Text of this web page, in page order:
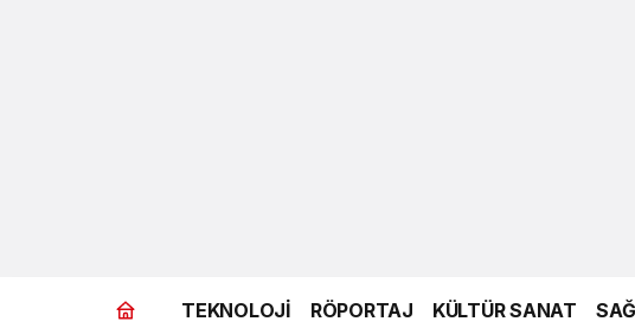
TEKNOLOJİ RÖPORTAJ KÜLTÜR SANAT